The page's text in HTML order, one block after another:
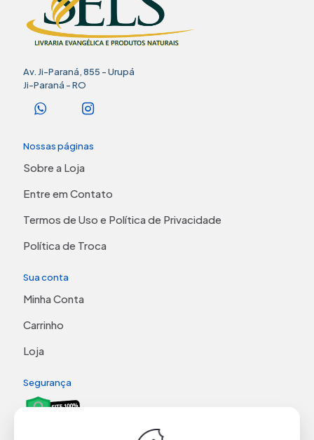
Av. Ji-Paraná, 855 - Urupá
Ji-Paraná - RO
Nossas páginas
Sobre a Loja
Entre em Contato
Termos de Uso e Política de Privacidade
Política de Troca
Sua conta
Minha Conta
Carrinho
Loja
Segurança